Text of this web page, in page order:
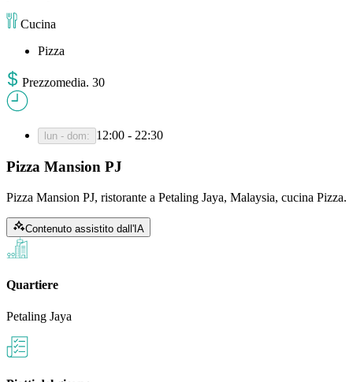
Cucina
Pizza
Prezzomedia. 30
lun - dom: 12:00 - 22:30
Pizza Mansion PJ
Pizza Mansion PJ, ristorante a Petaling Jaya, Malaysia, cucina Pizza.
Contenuto assistito dall'IA
Quartiere
Petaling Jaya